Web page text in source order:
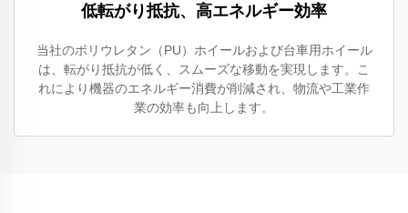
低転がり抵抗、高エネルギー効率
当社のポリウレタン（PU）ホイールおよび台車用ホイール
は、転がり抵抗が低く、スムーズな移動を実現します。こ
れにより機器のエネルギー消費が削減され、物流や工業作
業の効率も向上します。